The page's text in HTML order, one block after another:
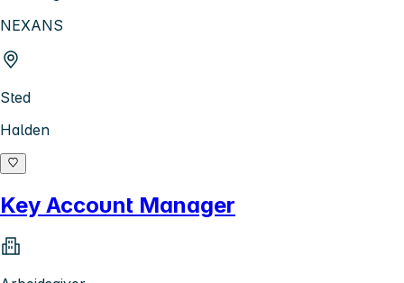
NEXANS
Sted
Halden
Key Account Manager